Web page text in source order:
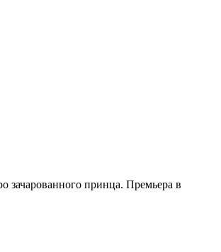
зачарованного принца. Премьера в